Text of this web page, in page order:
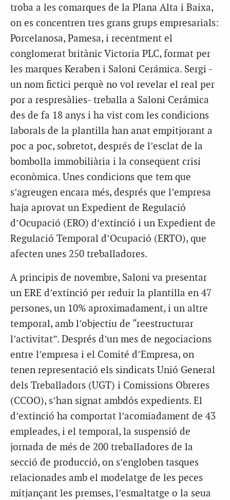
troba a les comarques de la Plana Alta i Baixa,
on es concentren tres grans grups empresarials:
Porcelanosa, Pamesa, i recentment el
conglomerat britànic Victoria PLC, format per
les marques Keraben i Saloni Cerámica. Sergi -
un nom fictici perquè no vol revelar el real per
por a respresàlies- treballa a Saloni Cerámica
des de fa 18 anys i ha vist com les condicions
laborals de la plantilla han anat empitjorant a
poc a poc, sobretot, després de l’esclat de la
bombolla immobiliària i la conseqüent crisi
econòmica. Unes condicions que tem que
s’agreugen encara més, després que l’empresa
haja aprovat un Expedient de Regulació
d’Ocupació (ERO) d’extinció i un Expedient de
Regulació Temporal d’Ocupació (ERTO), que
afecten unes 250 treballadores.
A principis de novembre, Saloni va presentar
un ERE d’extinció per reduir la plantilla en 47
persones, un 10% aproximadament, i un altre
temporal, amb l’objectiu de “reestructurar
l’activitat”. Després d’un mes de negociacions
entre l’empresa i el Comité d’Empresa, on
tenen representació els sindicats Unió General
dels Treballadors (UGT) i Comissions Obreres
(CCOO), s’han signat ambdós expedients. El
d’extinció ha comportat l’acomiadament de 43
empleades, i el temporal, la suspensió de
jornada de més de 200 treballadores de la
secció de producció, on s’engloben tasques
relacionades amb el modelatge de les peces
mitjançant les premses, l’esmaltatge o la seua